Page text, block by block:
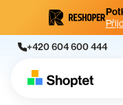
+420 604 600 444